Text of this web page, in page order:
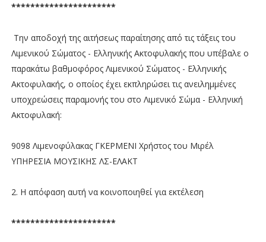
**********************
Την αποδοχή της αιτήσεως παραίτησης από τις τάξεις του
Λιμενικού Σώματος - Ελληνικής Ακτοφυλακής που υπέβαλε ο
παρακάτω βαθμοφόρος Λιμενικού Σώματος - Ελληνικής
Ακτοφυλακής, ο οποίος έχει εκπληρώσει τις ανειλημμένες
υποχρεώσεις παραμονής του στο Λιμενικό Σώμα - Ελληνική
Ακτοφυλακή:
9098 Λιμενοφύλακας ΓΚΕΡΜΕΝΙ Χρήστος του Μιρέλ
ΥΠΗΡΕΣΙΑ ΜΟΥΣΙΚΗΣ ΛΣ-ΕΛΑΚΤ
2. Η απόφαση αυτή να κοινοποιηθεί για εκτέλεση
**********************